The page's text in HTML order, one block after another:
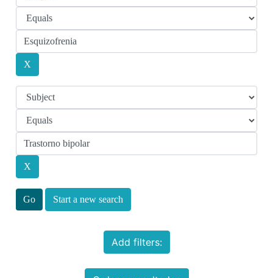
Start a new search
Add filters: